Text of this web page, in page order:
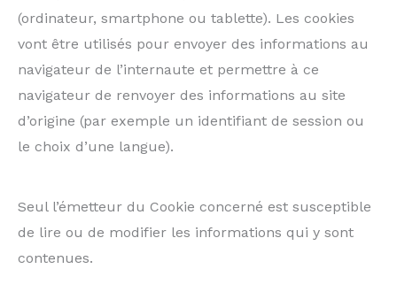
(ordinateur, smartphone ou tablette). Les cookies
vont être utilisés pour envoyer des informations au
navigateur de l’internaute et permettre à ce
navigateur de renvoyer des informations au site
d’origine (par exemple un identifiant de session ou
le choix d’une langue).
Seul l’émetteur du Cookie concerné est susceptible
de lire ou de modifier les informations qui y sont
contenues.